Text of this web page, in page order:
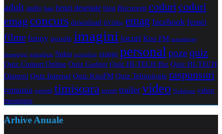
adult audio bani benzi desenate blog Bucuresti coduricoduri
emag concurs download DVDRip emag facebook femei
filme funny google imagini jocuri Kiss FM maramures
messenger noiembrie Nokia octombrie orange personal pozequiz
Quiz Comert Online Quiz Gadget Quiz HI-TECH Biz Quiz HI-TECH
Oameni Quiz Internet Quiz KissFM Quiz Tehnologie raspunsuri
romania sugestii timisoara torrent trailer video Vodafone yahoo
messenger
Arhive Anuale